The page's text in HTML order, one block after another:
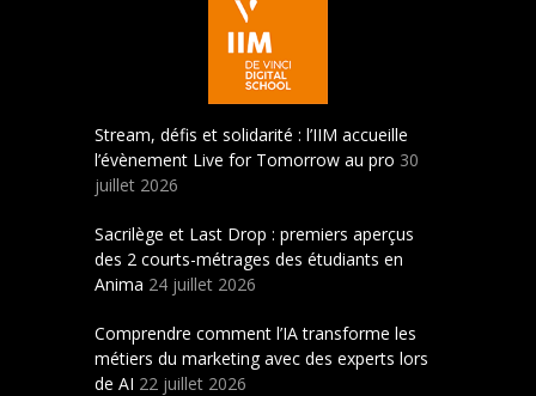
Stream, défis et solidarité : l’IIM accueille
l’évènement Live for Tomorrow au pro 30
juillet 2026
Sacrilège et Last Drop : premiers aperçus
des 2 courts-métrages des étudiants en
Anima 24 juillet 2026
Comprendre comment l’IA transforme les
métiers du marketing avec des experts lors
de AI 22 juillet 2026